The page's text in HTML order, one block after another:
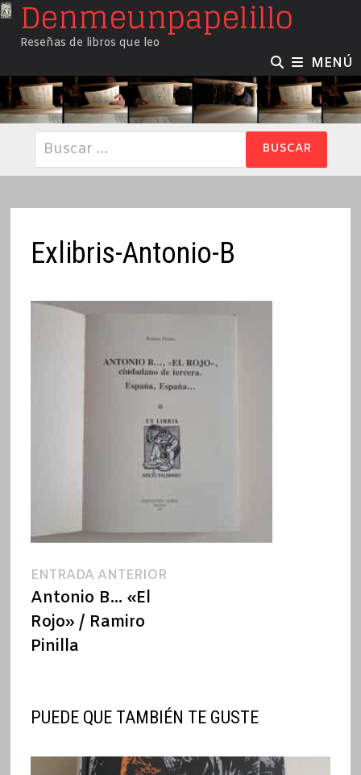
SaltarDenmeunpapelillo
Reseñas de libros que leo
MENÚ
Buscar:
Exlibris-Antonio-B
Navegación
de
entradas
ENTRADA ANTERIOREntrada
Antonio B… «El
Rojo» / Ramiro
Pinilla
PUEDE QUE TAMBIÉN TE GUSTE